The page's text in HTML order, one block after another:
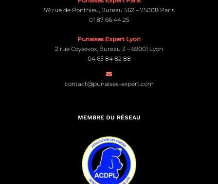
59 rue de Ponthieu, Bureau 562 – 75008 Paris
01 87 66 44 25
Punaises Expert Lyon
2 rue Coysevox, Bureau 3 – 69001 Lyon
04 65 84 82 88
contact@punaises-expert.com
MEMBRE DU RÉSEAU